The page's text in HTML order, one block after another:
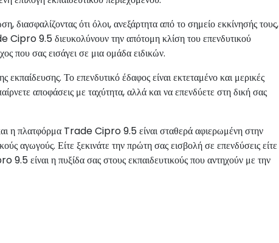
διασφαλίζοντας ότι όλοι, ανεξάρτητα από το σημείο εκκίνησής τους,
Cipro 9.5 διευκολύνουν την απότομη κλίση του επενδυτικού
που σας εισάγει σε μια ομάδα ειδικών.
Το επενδυτικό έδαφος είναι εκτεταμένο και μερικές
αποφάσεις με ταχύτητα, αλλά και να επενδύετε στη δική σας
η πλατφόρμα Trade Cipro 9.5 είναι σταθερά αφιερωμένη στην
αγωγούς. Είτε ξεκινάτε την πρώτη σας εισβολή σε επενδύσεις είτε
είναι η πυξίδα σας στους εκπαιδευτικούς που αντηχούν με την